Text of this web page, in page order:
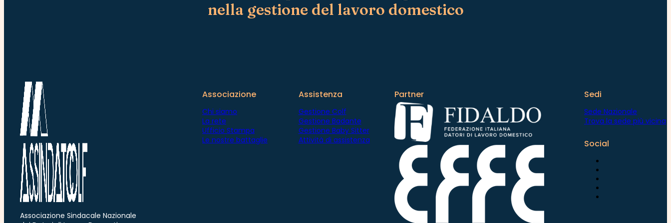
e
?
nella gestione del lavoro domestico
Associazione Sindacale Nazionale
Associazione
Chi siamo
La rete
Ufficio Stampa
Le nostre battaglie
Assistenza
Gestione Colf
Gestione Badante
Gestione Baby Sitter
Attività di assistenza
Partner Sedi
Sede Nazionale
Trova la sede più vicina
Social